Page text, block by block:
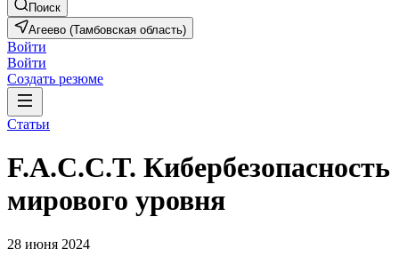
Поиск
Агеево (Тамбовская область)
Войти
Войти
Создать резюме
Статьи
F.A.C.C.T. Кибербезопасность
мирового уровня
28 июня 2024